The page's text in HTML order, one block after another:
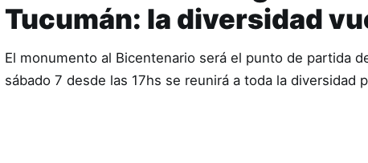
Tucumán: la diversidad
El monumento al Bicentenario será el punto de partida
sábado 7 desde las 17hs se reunirá a toda la diversidad